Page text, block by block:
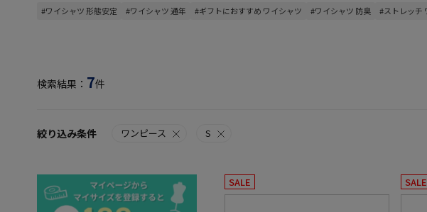
#ワイシャツ 形態安定 #ワイシャツ 通年 #ギフトにおすすめ ワイシャツ #ワイシャツ 防臭 #ストレッチ
検索結果： 7件
絞り込み条件 ワンピース S
SALE SALE